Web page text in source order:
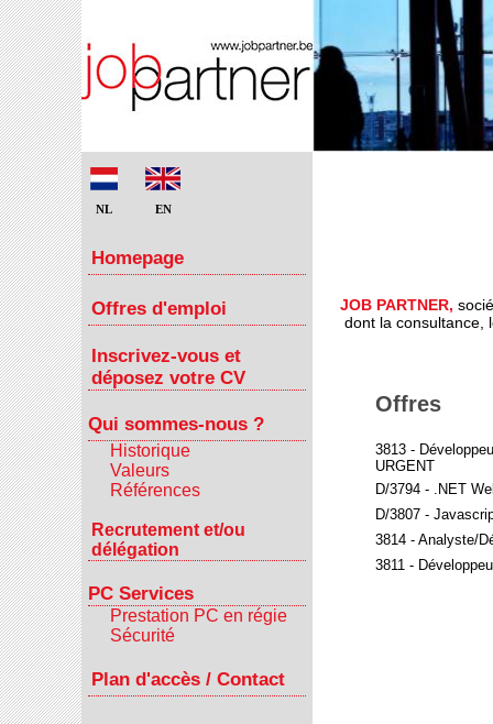
NL EN
Homepage
Offres d'emploi
Inscrivez-vous et
déposez votre CV
Qui sommes-nous ?
Historique
Valeurs
Références
Recrutement et/ou
délégation
PC Services
Prestation PC en régie
Sécurité
Plan d'accès / Contact
JOB PARTNER,
dont la consultance,
Offres
3813 -
URGENT
D/3794 - .NET
D/3807 -
3814 - Analyste/
3811 -